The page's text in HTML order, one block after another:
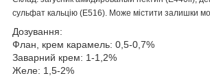
сульфат кальцію (Е516). Може містити залишки
Дозування:
Флан, крем карамель: 0,5-0,7%
Заварний крем: 1-1,2%
Желе: 1,5-2%